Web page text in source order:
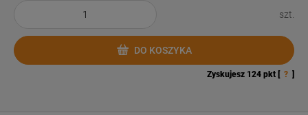
szt.
DO KOSZYKA
Zyskujesz 124 pkt [ ? ]